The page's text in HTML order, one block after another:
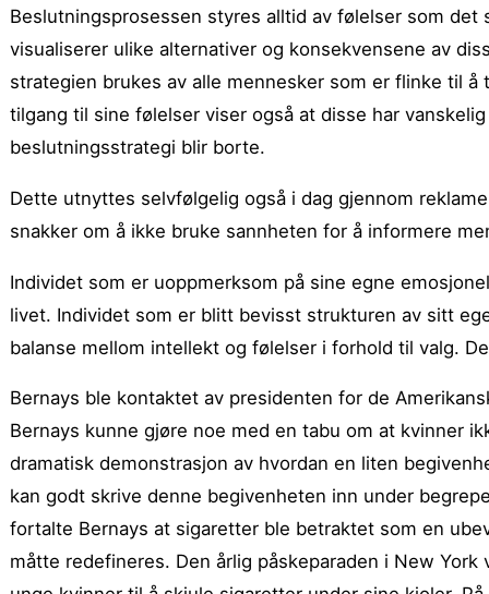
Beslutningsprosessen styres alltid av følelser som
visualiserer ulike alternativer og konsekvensene av
strategien brukes av alle mennesker som er flinke til
tilgang til sine følelser viser også at disse har
beslutningsstrategi blir borte.
Dette utnyttes selvfølgelig også i dag gjennom
snakker om å ikke bruke sannheten for å informere
Individet som er uoppmerksom på sine egne
livet. Individet som er blitt bevisst strukturen av sitt
balanse mellom intellekt og følelser i forhold til valg.
Bernays ble kontaktet av presidenten for de
Bernays kunne gjøre noe med en tabu om at kvinner
dramatisk demonstrasjon av hvordan en liten
kan godt skrive denne begivenheten inn under
fortalte Bernays at sigaretter ble betraktet som en
måtte redefineres. Den årlig påskeparaden i New